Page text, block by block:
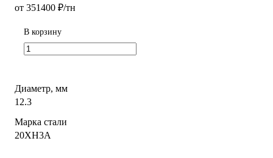
от 351400 ₽/тн
В корзину
Диаметр, мм
12.3
Марка стали
20ХН3А